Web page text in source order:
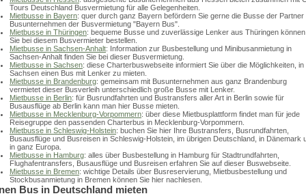
Tours Deutschland Busvermietung für alle Gelegenheiten.
Mietbusse in Bayern: quer durch ganz Bayern befördern Sie gerne die Busse der Partner
Busunternehmen der Busvermietung "Bayern Bus".
Mietbusse in Thüringen: bequeme Busse und zuverlässige Lenker aus Thüringen können
Sie bei diesem Busvermieter bestellen.
Mietbusse in Sachsen-Anhalt: Information zur Busbestellung und Minibusanmietung in
Sachsen-Anhalt finden Sie bei dieser Busvermietung.
Mietbusse in Sachsen: diese Charterbuswebseite informiert Sie über die Möglichkeiten, in
Sachsen einen Bus mit Lenker zu mieten.
Mietbusse in Brandenburg: gemeinsam mit Busunternehmen aus ganz Brandenburg
vermietet dieser Busverleih unterschiedlich große Busse mit Lenker.
Mietbusse in Berlin: für Busrundfahrten und Bustransfers aller Art in Berlin sowie für
Busausflüge ab Berlin kann man hier Busse mieten.
Mietbusse in Mecklenburg-Vorpommern: über diese Mietbusplattform findet man für jede
Reisegruppe den passenden Charterbus in Mecklenburg-Vorpommern.
Mietbusse in Schleswig-Holstein: buchen Sie hier Ihre Bustransfers, Busrundfahrten,
Busausflüge und Busreisen in Schleswig-Holstein, im übrigen Deutschland, in Dänemark
in ganz Europa.
Mietbusse in Hamburg: alles über Busbestellung in Hamburg für Stadtrundfahrten,
Flughafentransfers, Busausflüge und Busreisen erfahren Sie auf dieser Buswebseite.
Mietbusse in Bremen: wichtige Details über Busreservierung, Mietbusbestellung und
Stockbusanmietung in Bremen können Sie hier nachlesen.
Bus in Deutschland mieten